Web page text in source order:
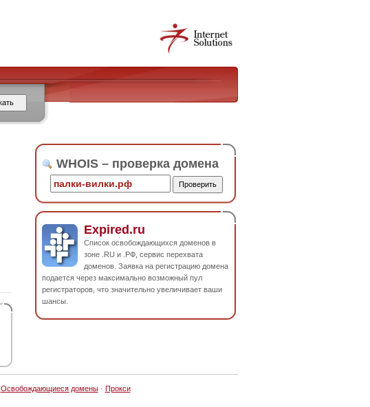
WHOIS – проверка домена
Expired.ru
Список освобождающихся доменов в
зоне .RU и .РФ, сервис перехвата
доменов. Заявка на регистрацию домена
подается через максимально возможный пул
регистраторов, что значительно увеличивает ваши
шансы.
Освобождающиеся домены· Прокси